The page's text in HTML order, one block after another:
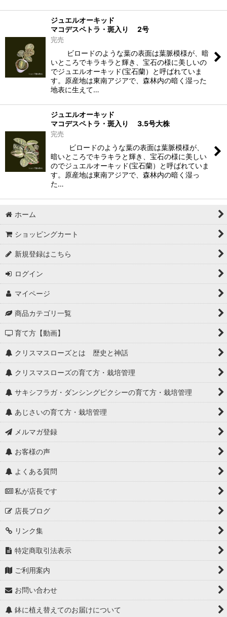
ジュエルオーキッド
マコデスペトラ・斑入り 2号
完売
ビロードのような葉の表面は葉脈模様が、暗
いところでキラキラと輝き、宝石の様に美しいの
でジュエルオーキッド(宝石蘭）と呼ばれていま
す。原産地は東南アジアで、森林内の暗く湿った
地表に生えて…
ジュエルオーキッド
マコデスペトラ・斑入り 3.5号大株
完売
ビロードのような葉の表面は葉脈模様が、
暗いところでキラキラと輝き、宝石の様に美しい
のでジュエルオーキッド(宝石蘭）と呼ばれていま
す。原産地は東南アジアで、森林内の暗く湿っ
た…
ホーム
ショッピングカート
新規登録はこちら
ログイン
マイページ
商品カテゴリ一覧
育て方【動画】
クリスマスローズとは 歴史と神話
クリスマスローズの育て方・栽培管理
サキシフラガ・ダンシングピクシーの育て方・栽培管理
あじさいの育て方・栽培管理
メルマガ登録
お客様の声
よくある質問
私が店長です
店長ブログ
リンク集
特定商取引法表示
ご利用案内
お問い合わせ
鉢に植え替えてのお届けについて